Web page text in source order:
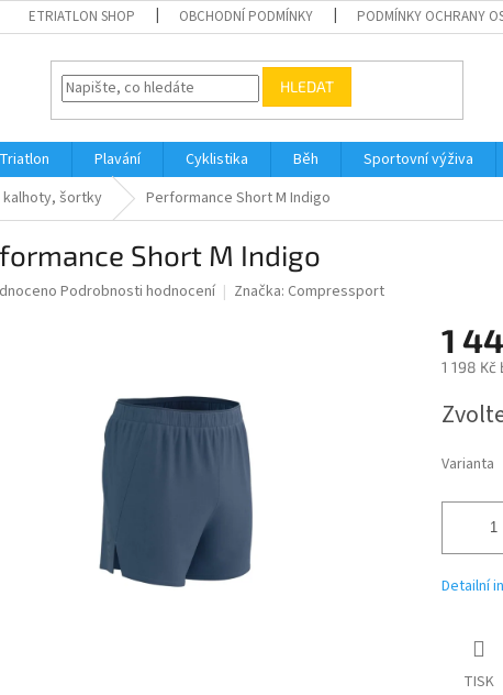
ETRIATLON SHOP OBCHODNÍ PODMÍNKY PODMÍNKY OCHRANY
HLEDAT
Triatlon Plavání Cyklistika Běh Sportovní výživa
kalhoty, šortky Performance Short M Indigo
Short M Indigo
Podrobnosti hodnocení Značka: Compressport
1
1 198 Kč
cena:
Varianta
Detailní
TISK